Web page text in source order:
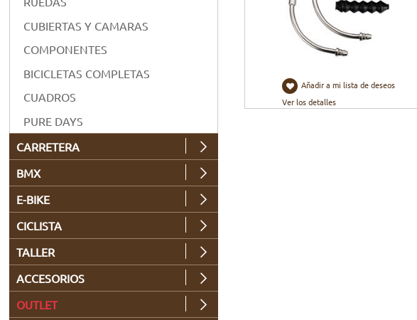
Añadir a mi lista de deseos
Ver los detalles
CUBIERTAS Y CAMARAS
COMPONENTES
BICICLETAS COMPLETAS
CUADROS
PURE DAYS
CARRETERA
BMX
E-BIKE
CICLISTA
TALLER
ACCESORIOS
OUTLET